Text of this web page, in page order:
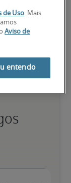
execução das
além de
de Uso. Mais
Aviso de
entendo